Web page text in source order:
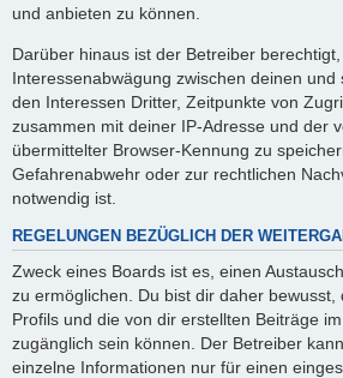
und anbieten zu können.
Darüber hinaus ist der Betreiber
Interessenabwägung zwischen deinen
den Interessen Dritter, Zeitpunkte von
zusammen mit deiner IP-Adresse und der
übermittelter Browser-Kennung zu
Gefahrenabwehr oder zur rechtlichen
notwendig ist.
REGELUNGEN BEZÜGLICH DER
Zweck eines Boards ist es, einen
zu ermöglichen. Du bist dir daher bewusst,
Profils und die von dir erstellten Beiträge
zugänglich sein können. Der Betreiber
einzelne Informationen nur für einen